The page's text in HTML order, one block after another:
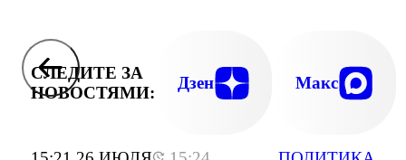
СЛЕДИТЕ ЗА
НОВОСТЯМИ:
Дзен Макс